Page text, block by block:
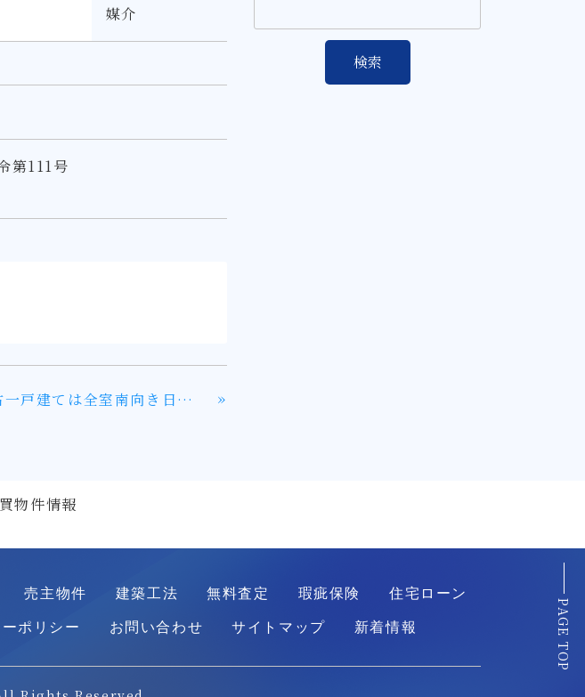
媒介
第111号
岡崎の中古一戸建ては全室南向き日当たり良好な一戸建て »
物件情報
PAGE TOP
売主物件 建築工法 無料査定 瑕疵保険
住宅ローン
ポリシー お問い合わせ サイトマップ 新着情報